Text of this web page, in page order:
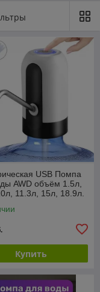
USB Помпа
AWD объём 1.5л,
11.3л, 15л, 18.9л.
Купить